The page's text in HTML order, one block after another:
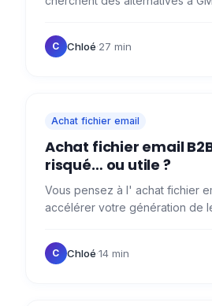
volumes, Gmass a…
C Chloé·27 min
Achat fichier email
Achat fichier email
risqué… ou utile ?
Vous pensez à l' achat fichier
accélérer votre génération de
pipeline doit se…
C Chloé·14 min